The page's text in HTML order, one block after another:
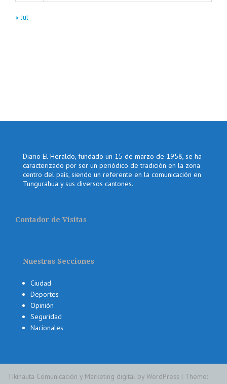
« Jul
Diario El Heraldo, fundado un 15 de marzo de 1958, se ha
caracterizado por ser un periódico de tradición en la zona
centro del país, siendo un referente en la comunicación en
Tungurahua y sus diversos cantones.
Contador de Visitas
Nuestras Secciones
Ciudad
Deportes
Opinión
Seguridad
Nacionales
Tikinauta Comunicación y Marketing digital by WordPress | Theme: